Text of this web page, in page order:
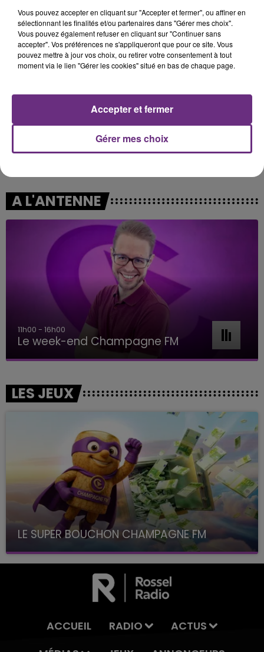
10h58
10h58
CHRISTOPHE WILLEM
10h55
10h55
KPOP DEMON HUNTERS
A L'ANTENNE
11h00 - 16h00
Le week-end Champagne FM
LES JEUX
LE SUPER BOUCHON CHAMPAGNE FM
avec La Famille Champagne FM, à 8H10
ACCUEIL RADIO
ACTUS
Vous pouvez accepter en cliquant sur "Accepter et fermer", ou affiner en
sélectionnant les finalités et/ou partenaires dans "Gérer mes choix".
Vous pouvez également refuser en cliquant sur "Continuer sans
accepter". Vos préférences ne s'appliqueront que pour ce site. Vous
pouvez mettre à jour vos choix, ou retirer votre consentement à tout
moment via le lien "Gérer les cookies" situé en bas de chaque page.
Gérer mes choix
Accepter et fermer